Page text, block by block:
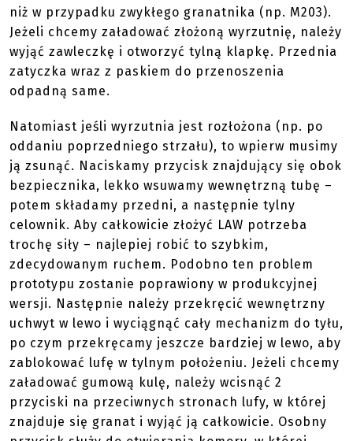
Przeładowanie M72A2 jest bardziej skomplikowane
niż w przypadku zwykłego granatnika (np. M203).
Jeżeli chcemy załadować złożoną wyrzutnię, należy
wyjąć zawleczkę i otworzyć tylną klapkę. Przednia
zatyczka wraz z paskiem do przenoszenia
Natomiast jeśli wyrzutnia jest rozłożona (np. po
oddaniu poprzedniego strzału), to wpierw musimy
ją zsunąć. Naciskamy przycisk znajdujący się obok
bezpiecznika, lekko wsuwamy wewnętrzną tubę –
potem składamy przedni, a następnie tylny
celownik. Aby całkowicie złożyć LAW potrzeba
trochę siły – najlepiej robić to szybkim,
zdecydowanym ruchem. Podobno ten problem
prototypu zostanie poprawiony w produkcyjnej
wersji. Następnie należy przekręcić wewnętrzny
uchwyt w lewo i wyciągnąć cały mechanizm do tyłu,
po czym przekręcamy jeszcze bardziej w lewo, aby